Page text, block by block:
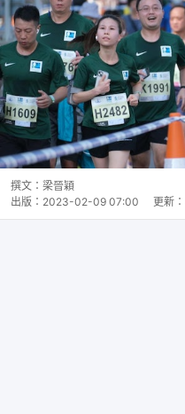
撰文： 梁晉穎
出版： 2023-02-09 07:00 更新：